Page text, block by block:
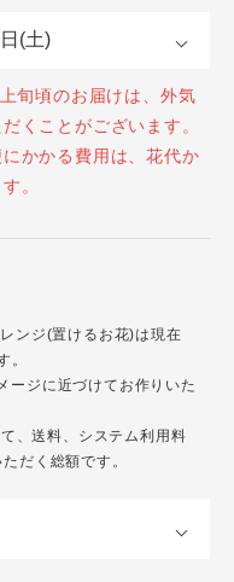
旬頃のお届けは、外気
くことがございます。
かかる費用は、花代か
。
ンジ(置けるお花)は現在
。
ージに近づけてお作りいた
、送料、システム利用料
だく総額です。